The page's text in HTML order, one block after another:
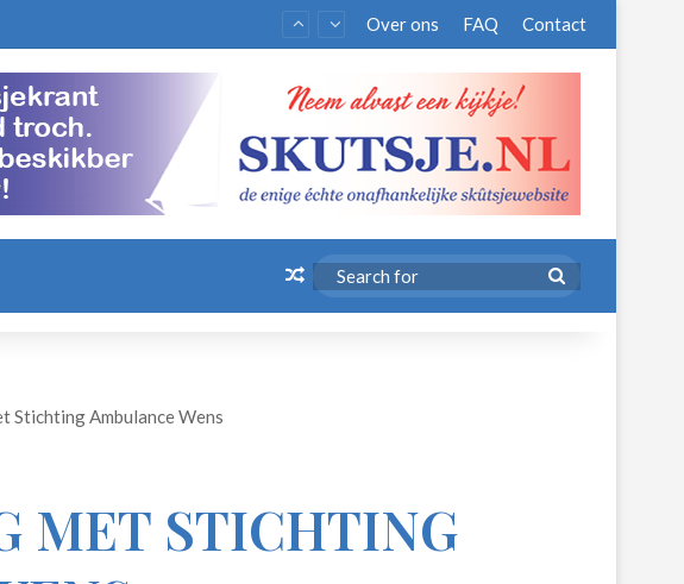
Over ons
FAQ Contact
Random Article
for
Stichting Ambulance Wens
MET STICHTING